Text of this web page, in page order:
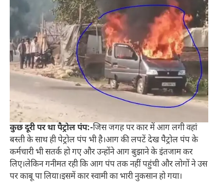
कुछ दूरी पर था पैट्रोल पंप:-जिस जगह पर कार में आग लगी वहां
बस्ती के साथ ही पेट्रोल पंप भी है।आग की लपटें देख पैट्रोल पंप के
कर्मचारी भी सतर्क हो गए और उन्होंने आग बुझाने के इंतजाम कर
लिए।लेकिन गनीमत रही कि आग पंप तक नहीं पहुंची और लोगों ने उस
पर काबू पा लिया।इसमें कार स्वामी का भारी नुकसान हो गया।